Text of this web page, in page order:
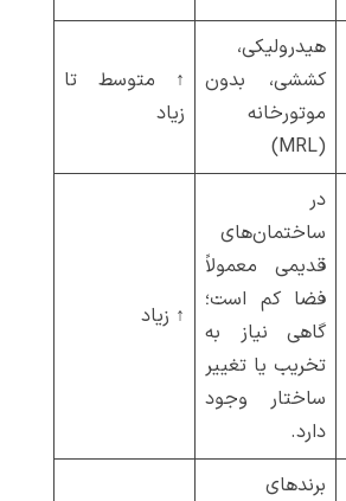
هیدرولیکی،
کششی، بدون
موتورخانه
(MRL)
↑ متوسط تا
زیاد
در
ساختمان‌های
قدیمی معمولاً
فضا کم است؛
گاهی نیاز به
تخریب یا تغییر
ساختار وجود
دارد.
↑ زیاد
برندهای